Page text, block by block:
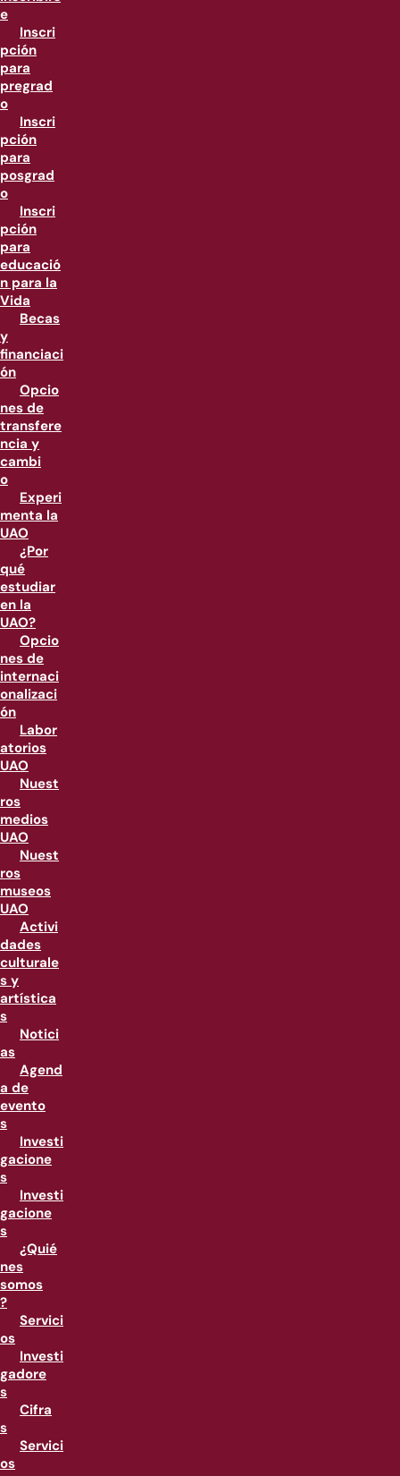
e
Inscri
pción
para
pregrad
o
Inscri
pción
para
posgrad
o
Inscri
pción
para
educació
n para la
Vida
Becas
y
financiaci
ón
Opcio
nes de
transfere
ncia y
cambi
o
Experi
menta la
UAO
¿Por
qué
estudiar
en la
UAO?
Opcio
nes de
internaci
onalizaci
ón
Labor
atorios
UAO
Nuest
ros
medios
UAO
Nuest
ros
museos
UAO
Activi
dades
culturale
s y
artística
s
Notici
as
Agend
a de
evento
s
Investi
gacione
s
Investi
gacione
s
¿Quié
nes
somos
?
Servici
os
Investi
gadore
s
Cifra
s
Servici
os